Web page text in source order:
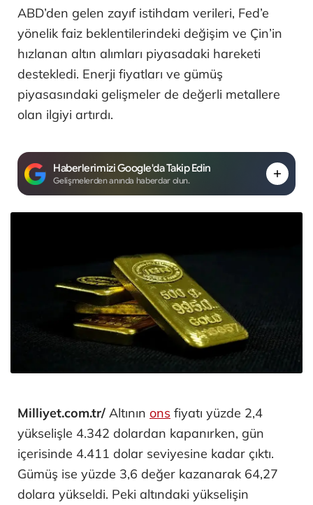
ABD’den gelen zayıf istihdam verileri, Fed’e
yönelik faiz beklentilerindeki değişim ve Çin’in
hızlanan altın alımları piyasadaki hareketi
destekledi. Enerji fiyatları ve gümüş
piyasasındaki gelişmeler de değerli metallere
olan ilgiyi artırdı.
Haberlerimizi Google'da Takip Edin
Gelişmelerden anında haberdar olun.
Milliyet.com.tr/ Altının ons fiyatı yüzde 2,4
yükselişle 4.342 dolardan kapanırken, gün
içerisinde 4.411 dolar seviyesine kadar çıktı.
Gümüş ise yüzde 3,6 değer kazanarak 64,27
dolara yükseldi. Peki altındaki yükselişin